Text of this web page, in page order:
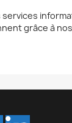
services
grâce à